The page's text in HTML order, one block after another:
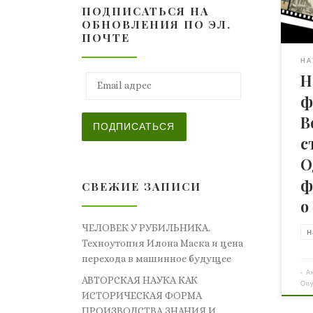
.
-
ПОДПИСАТЬСЯ НА
ОБНОВЛЕНИЯ ПО ЭЛ.
ПОЧТЕ
ПОДПИСАТЬСЯ
СВЕЖИЕ ЗАПИСИ
ЧЕЛОВЕК У РУБИЛЬНИКА.
Техноутопия Илона Маска и цена
перехода в машинное будущее
АВТОРСКАЯ НАУКА КАК
ИСТОРИЧЕСКАЯ ФОРМА